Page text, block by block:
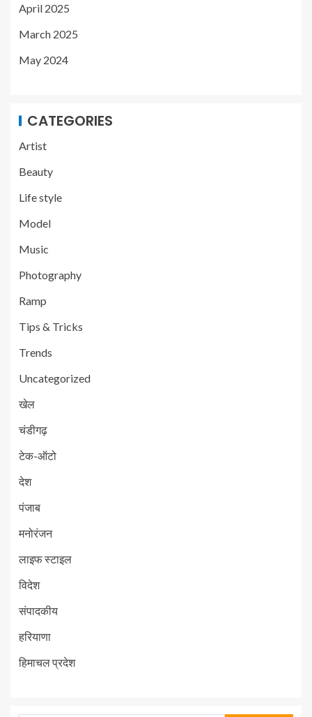
April 2025
March 2025
May 2024
CATEGORIES
Artist
Beauty
Life style
Model
Music
Photography
Ramp
Tips & Tricks
Trends
Uncategorized
खेल
चंडीगढ़
टेक-ऑटो
देश
पंजाब
मनोरंजन
लाइफ स्टाइल
विदेश
संपादकीय
हरियाणा
हिमाचल प्रदेश